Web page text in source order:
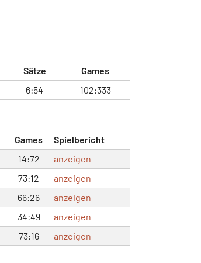
Sätze
Games
6:54 102:333
Games
Spielbericht
14:72
anzeigen
73:12
anzeigen
66:26
anzeigen
34:49
anzeigen
73:16 anzeigen